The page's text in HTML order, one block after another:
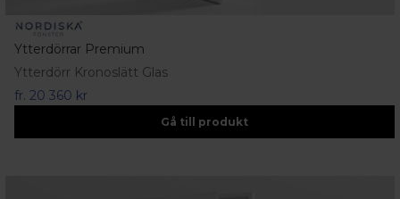
Ytterdörrar Premium
Ytterdörr Kronoslätt Glas
fr. 20 360 kr
Gå till produkt